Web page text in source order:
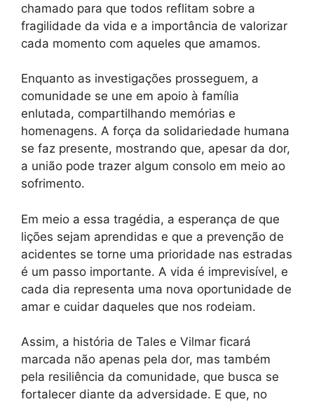
chamado para que todos reflitam sobre a
fragilidade da vida e a importância de valorizar
cada momento com aqueles que amamos.
Enquanto as investigações prosseguem, a
comunidade se une em apoio à família
enlutada, compartilhando memórias e
homenagens. A força da solidariedade humana
se faz presente, mostrando que, apesar da dor,
a união pode trazer algum consolo em meio ao
sofrimento.
Em meio a essa tragédia, a esperança de que
lições sejam aprendidas e que a prevenção de
acidentes se torne uma prioridade nas estradas
é um passo importante. A vida é imprevisível, e
cada dia representa uma nova oportunidade de
amar e cuidar daqueles que nos rodeiam.
Assim, a história de Tales e Vilmar ficará
marcada não apenas pela dor, mas também
pela resiliência da comunidade, que busca se
fortalecer diante da adversidade. E que, no